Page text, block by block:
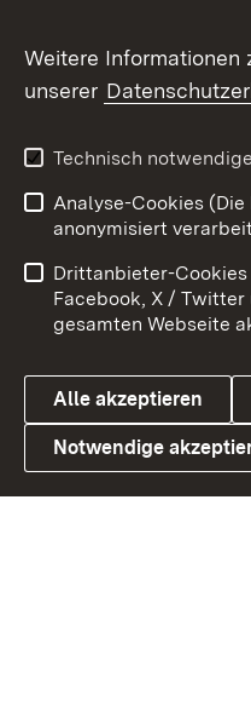
X / Twitter
Youtube
Link zum Landesportal
Impressum
Barrierefreiheit
Cookies
Weitere Informationen
unserer
Technisch
Analyse-Cookies
anonymisiert
Drittanbieter-
Facebook, X /
gesamten Webseite
Alle akzeptieren
Notwendige